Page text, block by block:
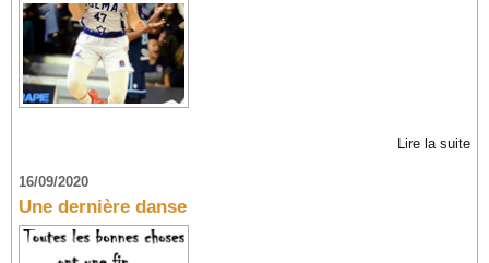
Lire la suite
16/09/2020
Une dernière danse